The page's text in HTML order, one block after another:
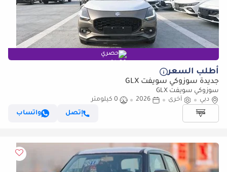
حصري
أطلب السعر
جديدة سوزوكي سويفت GLX
سوزوكي سويفت GLX
دبي
أخرى 2026
0 كيلومتر
إتصل
واتساب